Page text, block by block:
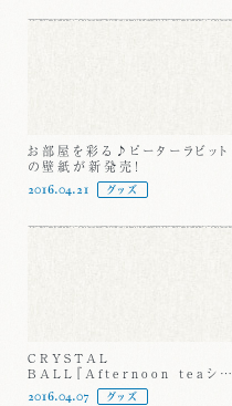
お部屋を彩る♪ピーターラビット
の壁紙が新発売！
2016.04.21 グッズ
CRYSTAL
BALL『Afternoon teaシリ
ーズ』に新アイテムが登場！
2016.04.07 グッズ